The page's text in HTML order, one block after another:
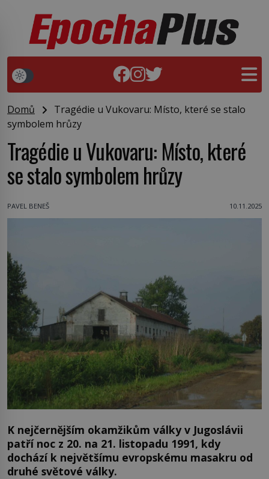
Domů
Tragédie u Vukovaru: Místo, které se stalo
symbolem hrůzy
Tragédie u Vukovaru: Místo, které
se stalo symbolem hrůzy
PAVEL BENEŠ 10.11.2025
K nejčernějším okamžikům války v Jugoslávii
patří noc z 20. na 21. listopadu 1991, kdy
dochází k největšímu evropskému masakru od
druhé světové války.